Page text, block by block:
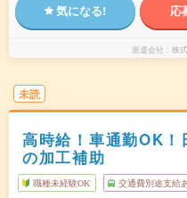
気になる! 応
派遣会社 株
未読
高時給！車通勤OK！
の加工補助
職種未経験OK 交通費別途支給